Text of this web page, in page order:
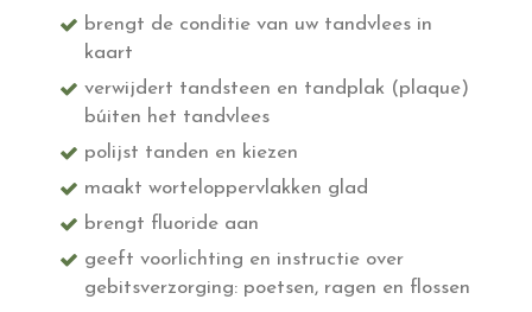
brengt de conditie van uw tandvlees in
kaart
verwijdert tandsteen en tandplak (plaque)
búiten het tandvlees
polijst tanden en kiezen
maakt worteloppervlakken glad
brengt fluoride aan
geeft voorlichting en instructie over
gebitsverzorging: poetsen, ragen en flossen